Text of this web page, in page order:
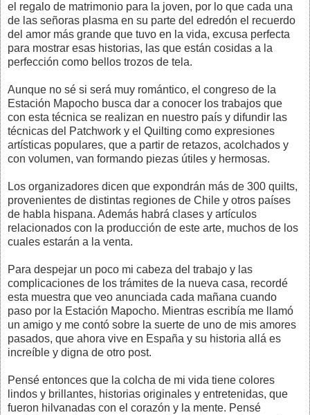
el regalo de matrimonio para la joven, por lo que cada una
de las señoras plasma en su parte del edredón el recuerdo
del amor más grande que tuvo en la vida, excusa perfecta
para mostrar esas historias, las que están cosidas a la
perfección como bellos trozos de tela.
Aunque no sé si será muy romántico, el congreso de la
Estación Mapocho busca dar a conocer los trabajos que
con esta técnica se realizan en nuestro país y difundir las
técnicas del Patchwork y el Quilting como expresiones
artísticas populares, que a partir de retazos, acolchados y
con volumen, van formando piezas útiles y hermosas.
Los organizadores dicen que expondrán más de 300 quilts,
provenientes de distintas regiones de Chile y otros países
de habla hispana. Además habrá clases y artículos
relacionados con la producción de este arte, muchos de los
cuales estarán a la venta.
Para despejar un poco mi cabeza del trabajo y las
complicaciones de los trámites de la nueva casa, recordé
esta muestra que veo anunciada cada mañana cuando
paso por la Estación Mapocho. Mientras escribía me llamó
un amigo y me contó sobre la suerte de uno de mis amores
pasados, que ahora vive en España y su historia allá es
increíble y digna de otro post.
Pensé entonces que la colcha de mi vida tiene colores
lindos y brillantes, historias originales y entretenidas, que
fueron hilvanadas con el corazón y la mente. Pensé